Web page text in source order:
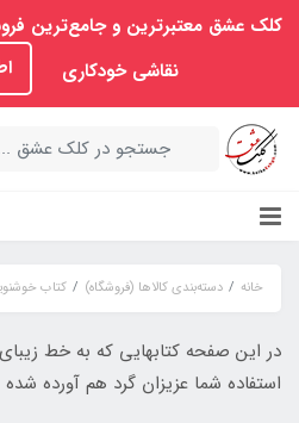
کلک عشق معتبرترین و جامع‌ترین
نقاشی خودکاری
خانه دسته‌بندی کالاها (فروشگاه) کتاب
در این صفحه کتابهایی که به خط
استفاده شما عزیزان گرد هم آورده